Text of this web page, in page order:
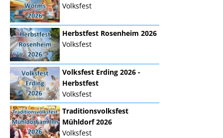
Volksfest
Herbstfest Rosenheim 2026
Volksfest
Volksfest Erding 2026 -
Herbstfest
Volksfest
Traditionsvolksfest
Mühldorf 2026
Volksfest